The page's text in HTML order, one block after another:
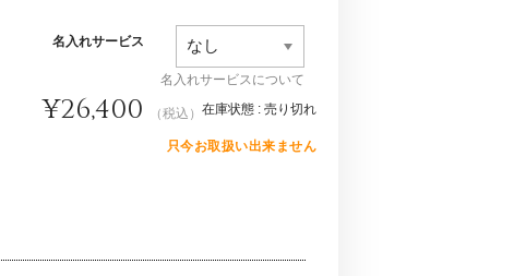
名入れサービス
名入れサービスについて
在庫状態 : 売り切れ
¥26,400 （税込）
只今お取扱い出来ません